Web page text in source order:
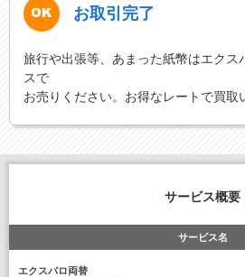
お取引完了
旅行や出張等、あまった紙幣はエクス
スで
お売りください。お得なレートで買取
サービス概要
サービス名
エクスパロ両替